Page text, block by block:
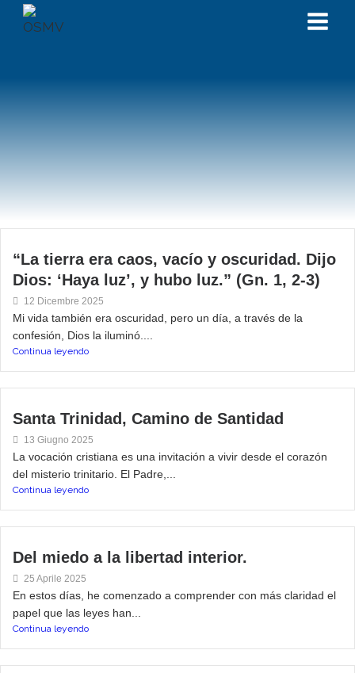
“La tierra era caos, vacío y oscuridad. Dijo
Dios: ‘Haya luz’, y hubo luz.” (Gn. 1, 2-3)
12 Dicembre 2025
Mi vida también era oscuridad, pero un día, a través de la
confesión, Dios la iluminó....
Continua leyendo
Santa Trinidad, Camino de Santidad
13 Giugno 2025
La vocación cristiana es una invitación a vivir desde el corazón
del misterio trinitario. El Padre,...
Continua leyendo
Del miedo a la libertad interior.
25 Aprile 2025
En estos días, he comenzado a comprender con más claridad el
papel que las leyes han...
Continua leyendo